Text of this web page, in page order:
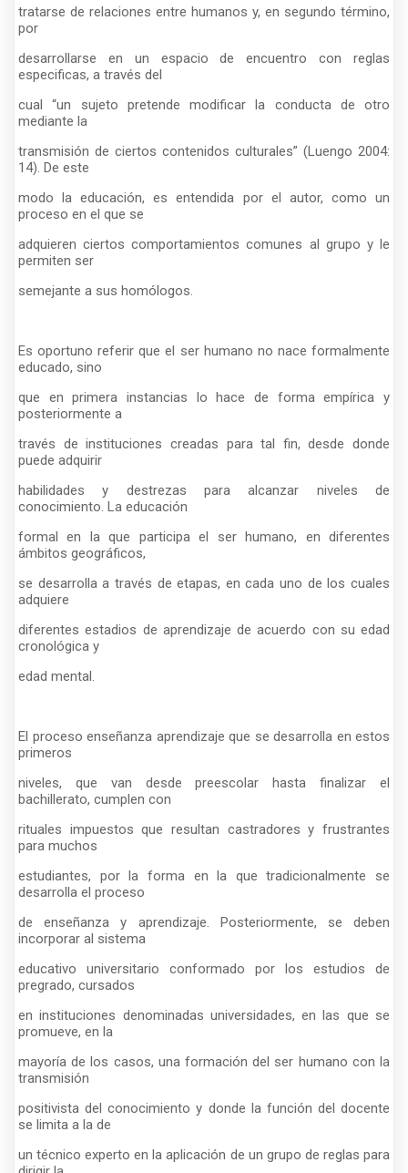
tratarse de relaciones entre humanos y, en segundo término,
por
desarrollarse en un espacio de encuentro con reglas
especificas, a través del
cual “un sujeto pretende modificar la conducta de otro
mediante la
transmisión de ciertos contenidos culturales” (Luengo 2004:
14). De este
modo la educación, es entendida por el autor, como un
proceso en el que se
adquieren ciertos comportamientos comunes al grupo y le
permiten ser
semejante a sus homólogos.
Es oportuno referir que el ser humano no nace formalmente
educado, sino
que en primera instancias lo hace de forma empírica y
posteriormente a
través de instituciones creadas para tal fin, desde donde
puede adquirir
habilidades y destrezas para alcanzar niveles de
conocimiento. La educación
formal en la que participa el ser humano, en diferentes
ámbitos geográficos,
se desarrolla a través de etapas, en cada uno de los cuales
adquiere
diferentes estadios de aprendizaje de acuerdo con su edad
cronológica y
edad mental.
El proceso enseñanza aprendizaje que se desarrolla en estos
primeros
niveles, que van desde preescolar hasta finalizar el
bachillerato, cumplen con
rituales impuestos que resultan castradores y frustrantes
para muchos
estudiantes, por la forma en la que tradicionalmente se
desarrolla el proceso
de enseñanza y aprendizaje. Posteriormente, se deben
incorporar al sistema
educativo universitario conformado por los estudios de
pregrado, cursados
en instituciones denominadas universidades, en las que se
promueve, en la
mayoría de los casos, una formación del ser humano con la
transmisión
positivista del conocimiento y donde la función del docente
se limita a la de
un técnico experto en la aplicación de un grupo de reglas para